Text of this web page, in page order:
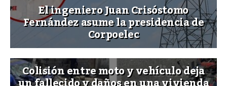
El ingeniero Juan Crisóstomo
Fernández asume la presidencia de
Corpoelec
Colisión entre moto y vehículo deja